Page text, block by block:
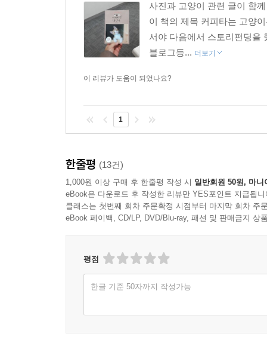
사진과 고양이 관련 글이 함
이 책의 제목 커피타는 고양
서야 다음에서 스토리펀딩을
블로그등... 더보기
이 리뷰가 도움이 되었나요?
1
한줄평 (13건)
1,000원 이상 구매 후 한줄평 작성 시 일반회원 50원, 마니
eBook은 다운로드 후 작성한 리뷰만 YES포인트 지급됩니
클래스는 첫번째 회차 주문확정 시점부터 마지막 회차 주
eBook 페이백, CD/LP, DVD/Blu-ray, 패션 및 판매금지 상
평점
한글 기준 50자까지 작성가능